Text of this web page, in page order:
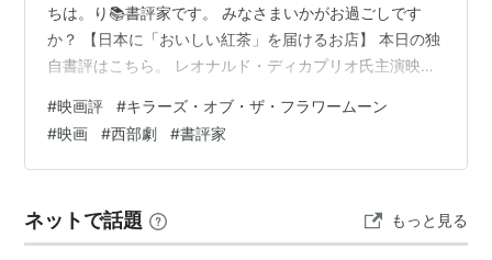
ちは。り📚書評家です。 みなさまいかがお過ごしです
か？ 【日本に「おいしい紅茶」を届けるお店】 本日の独
自書評はこちら。 レオナルド・ディカプリオ氏主演映画
ン』をレビューします。 映画館の大画面で見るとものす
ごい迫力だった『キラーズ・オブ・ザ・フラワームー
ン』。 動画配信サイトでも視聴が可能になってきていま
ナルド・ディカプリオが演じる底辺男 映画『キラーズ・
オブ・ザ・フラワームーン』の主人公ア…
#映画評 #キラーズ・オブ・ザ・フラワームーン
#映画 #西部劇 #書評家
ネットで話題 もっと見る